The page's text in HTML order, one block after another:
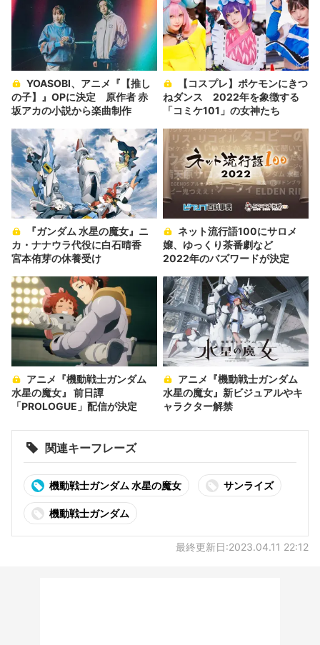
の子】』OPに決定 原作者 赤
坂アカの小説から楽曲制作
ねダンス 2022年を象徴する
「コミケ101」の女神たち
カ・ナナウラ代役に白石晴香
宮本侑芽の休養受け
嬢、ゆっくり茶番劇など
2022年のバズワードが決定
水星の魔女』 前日譚
「PROLOGUE」配信が決定
水星の魔女』新ビジュアルやキ
ャラクター解禁
関連キーフレーズ
機動戦士ガンダム 水星の魔女 サンライズ
機動戦士ガンダム
最終更新日:2023.04.11 22:12